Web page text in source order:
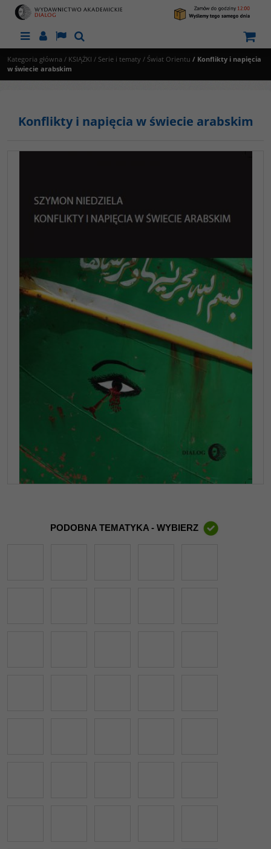
MenuPanelLangSzukaj
Kategoria główna / KSIĄŻKI / Serie i tematy / Świat Orientu / Konflikty i napięcia
w świecie arabskim
Konflikty i napięcia w świecie arabskim
PODOBNA TEMATYKA - WYBIERZ